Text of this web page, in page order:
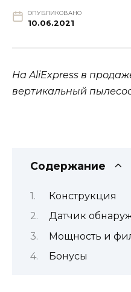
ОПУБЛИКОВАНО
10.06.2021
На AliExpress в
вертикальный
Содержание
Конструкция
Датчик
Мощность и
Бонусы